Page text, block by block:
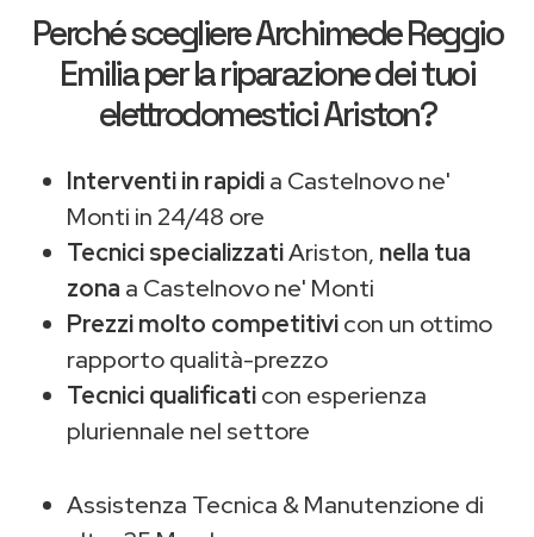
Perché scegliereArchimede Reggio
Emiliaper la riparazione dei tuoi
elettrodomestici Ariston?
Interventi in rapidia Castelnovo ne'
Monti in 24/48 ore
Tecnici specializzatiAriston, nella tua
zona a Castelnovo ne' Monti
Prezzi molto competitivicon un ottimo
rapporto qualità-prezzo
Tecnici qualificaticon esperienza
pluriennale nel settore
Assistenza Tecnica & Manutenzione di